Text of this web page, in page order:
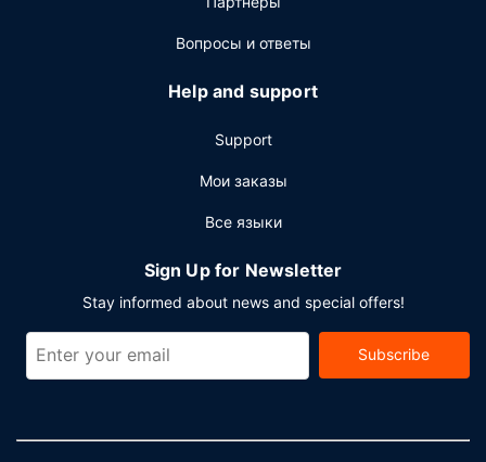
Вопросы и ответы
Help and support
Support
Мои заказы
Все языки
Sign Up for Newsletter
Stay informed about news and special offers!
Subscribe